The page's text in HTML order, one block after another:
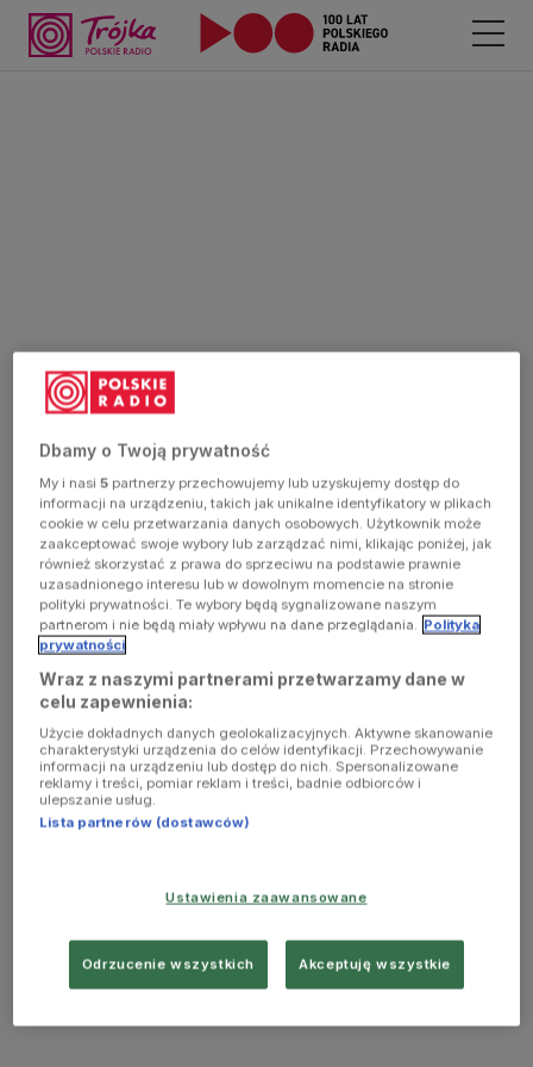
Dbamy o Twoją prywatność
My i nasi5 partnerzy przechowujemy lub uzyskujemy dostęp do
informacji na urządzeniu, takich jak unikalne identyfikatory w plikach
cookie w celu przetwarzania danych osobowych. Użytkownik może
zaakceptować swoje wybory lub zarządzać nimi, klikając poniżej, jak
również skorzystać z prawa do sprzeciwu na podstawie prawnie
uzasadnionego interesu lub w dowolnym momencie na stronie
polityki prywatności. Te wybory będą sygnalizowane naszym
partnerom i nie będą miały wpływu na dane przeglądania. Polityka
prywatności
Wraz z naszymi partnerami przetwarzamy dane w
celu zapewnienia:
Użycie dokładnych danych geolokalizacyjnych. Aktywne skanowanie
charakterystyki urządzenia do celów identyfikacji. Przechowywanie
informacji na urządzeniu lub dostęp do nich. Spersonalizowane
reklamy i treści, pomiar reklam i treści, badnie odbiorców i
ulepszanie usług.
Lista partnerów (dostawców)
Ustawienia zaawansowane
Odrzucenie wszystkich Akceptuję wszystkie